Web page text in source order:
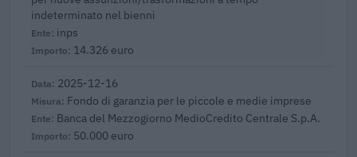
indeterminato nel bienni
inps
14.326 euro
2025-12-16
Fondo di garanzia per le piccole e medie imprese
Banca del Mezzogiorno MedioCredito Centrale S.p.A.
50.000 euro